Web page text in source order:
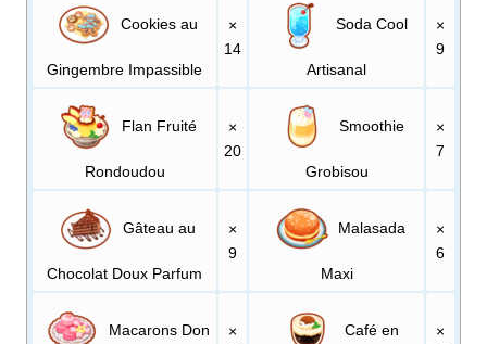
Cookies au
Gingembre Impassible
×
14
Soda Cool
Artisanal
×
9
Flan Fruité
Rondoudou
×
20
Smoothie
Grobisou
×
7
Gâteau au
Chocolat Doux Parfum
×
9
Malasada
Maxi
×
6
Macarons Don
×
Café en
×